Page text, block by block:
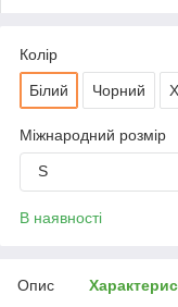
Колір
Білий Чорний
Міжнародний розмір
S
В наявності
Опис